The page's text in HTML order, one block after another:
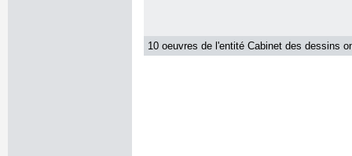
10 oeuvres de l'entité Cabinet des dessins